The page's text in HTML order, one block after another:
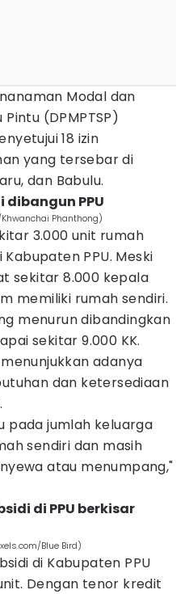
Modal dan
(DPMPTSP)
18 izin
yang tersebar di
dan Babulu.
dibangun PPU
Phanthong)
3.000 unit rumah
PPU. Meski
sekitar 8.000 kepala
memiliki rumah sendiri.
menurun dibandingkan
sekitar 9.000 KK.
adanya
dan ketersediaan
pada jumlah keluarga
sendiri dan masih
atau menumpang,"
di PPU berkisar
Blue Bird)
di Kabupaten PPU
Dengan tenor kredit